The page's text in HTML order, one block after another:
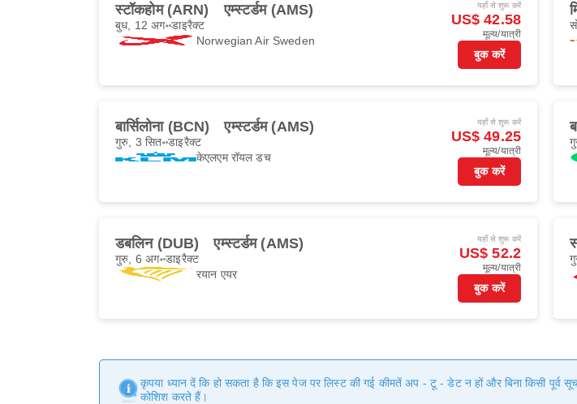
स्टॉकहोम (ARN) एम्स्टर्डम (AMS)
बुध, 12 अग॰डाइरैक्ट
Norwegian Air Sweden
यहाँ से शुरू करें
US$ 42.58
मूल्य/यात्री
बुक करें
बार्सिलोना (BCN) एम्स्टर्डम (AMS)
गुरु, 3 सित॰डाइरैक्ट
केएलएम रॉयल डच
यहाँ से शुरू करें
US$ 49.25
मूल्य/यात्री
बुक करें
डबलिन (DUB) एम्स्टर्डम (AMS)
गुरु, 6 अग॰डाइरैक्ट
रयान एयर
यहाँ से शुरू करें
US$ 52.2
मूल्य/यात्री
बुक करें
कृपया ध्यान दें कि हो सकता है कि इस पेज पर लिस्ट की गई कीमतें अप - टू - डेट न हों और बिना किसी पूर्व
कोशिश करते हैं।